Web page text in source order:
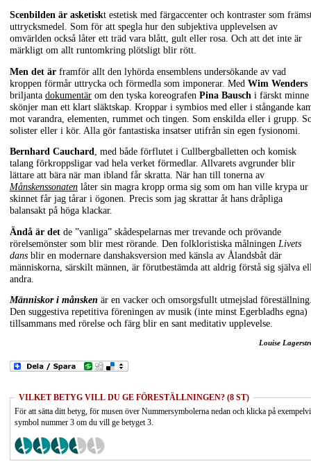
Scenbilden är asketiskt estetisk med färgaccenter och kontraster som
uttrycksmedel. Som för att spegla hur den subjektiva upplevelsen av
omvärlden också låter ett träd vara blått, gult eller rosa. Och att det inte är
märkligt om allt runtomkring plötsligt blir rött.
Men det är framför allt den lyhörda ensemblens undersökande av vad
kroppen förmår uttrycka och förmedla som imponerar. Med Wim Wenders
briljanta dokumentär om den tyska koreografen Pina Bausch i färskt minne
skönjer man ett klart släktskap. Kroppar i symbios med eller i stångande
mot varandra, elementen, rummet och tingen. Som enskilda eller i grupp.
solister eller i kör. Alla gör fantastiska insatser utifrån sin egen fysionomi.
Bernhard Cauchard, med både förflutet i Cullbergballetten och komisk
talang förkroppsligar vad hela verket förmedlar. Allvarets avgrunder blir
lättare att bära när man ibland får skratta. När han till tonerna av
Månskenssonaten låter sin magra kropp orma sig som om han ville krypa ur
skinnet får jag tårar i ögonen. Precis som jag skrattar åt hans dråpliga
balansakt på höga klackar.
Ändå är det de ”vanliga” skådespelarnas mer trevande och prövande
rörelsemönster som blir mest rörande. Den folkloristiska målningen Livets
dans blir en modernare danshaksversion med känsla av Ålandsbåt där
människorna, särskilt männen, är förutbestämda att aldrig förstå sig själva
andra.
Människor i månsken är en vacker och omsorgsfullt utmejslad
Den suggestiva repetitiva föreningen av musik (inte minst Egerbladhs egna)
tillsammans med rörelse och färg blir en sant meditativ upplevelse.
Louise
VILKET BETYG VILL DU GE FÖRESTÄLLNINGEN? (8 ST)
För att sätta ditt betyg, för musen över Nummersymbolerna nedan och klicka på
symbol nummer 3 om du vill ge betyget 3.